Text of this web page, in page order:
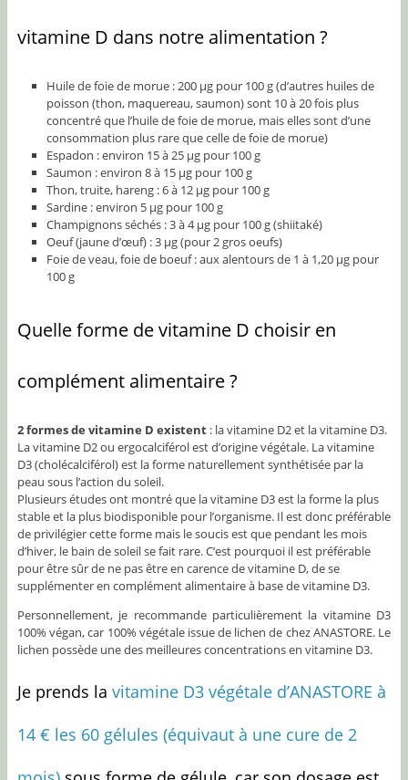
vitamine D dans notre alimentation ?
Huile de foie de morue : 200 µg pour 100 g (d’autres huiles de
poisson (thon, maquereau, saumon) sont 10 à 20 fois plus
concentré que l’huile de foie de morue, mais elles sont d’une
consommation plus rare que celle de foie de morue)
Espadon : environ 15 à 25 µg pour 100 g
Saumon : environ 8 à 15 µg pour 100 g
Thon, truite, hareng : 6 à 12 µg pour 100 g
Sardine : environ 5 µg pour 100 g
Champignons séchés : 3 à 4 µg pour 100 g (shiitaké)
Oeuf (jaune d’œuf) : 3 µg (pour 2 gros oeufs)
Foie de veau, foie de boeuf : aux alentours de 1 à 1,20 µg pour
100 g
Quelle forme de vitamine D choisir en
complément alimentaire ?
2 formes de vitamine D existent: la vitamine D2 et la vitamine D3.
La vitamine D2 ou ergocalciférol est d’origine végétale. La vitamine
D3 (cholécalciférol) est la forme naturellement synthétisée par la
peau sous l’action du soleil.
Plusieurs études ont montré que la vitamine D3 est la forme la plus
stable et la plus biodisponible pour l’organisme. Il est donc préférable
de privilégier cette forme mais le soucis est que pendant les mois
d’hiver, le bain de soleil se fait rare. C’est pourquoi il est préférable
pour être sûr de ne pas être en carence de vitamine D, de se
supplémenter en complément alimentaire à base de vitamine D3.
Personnellement, je recommande particulièrement la vitamine D3
100% végan, car 100% végétale issue de lichen de chez ANASTORE. Le
lichen possède une des meilleures concentrations en vitamine D3.
Je prends la vitamine D3 végétale d’ANASTORE à
14 € les 60 gélules (équivaut à une cure de 2